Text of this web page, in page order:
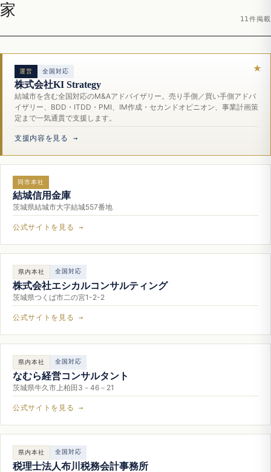
家
11件掲載
運営 全国対応
株式会社KI Strategy
結城市を含む全国対応のM&Aアドバイザリー。売り手側／買い手側アドバ
イザリー、BDD・ITDD・PMI、IM作成・セカンドオピニオン、事業計画策
定まで一気通貫で支援します。
支援内容を見る →
同市本社
結城信用金庫
茨城県結城市大字結城557番地
公式サイトを見る →
県内本社 全国対応
株式会社エシカルコンサルティング
茨城県つくば市二の宮1-2-2
公式サイトを見る →
県内本社 全国対応
なむら経営コンサルタント
茨城県牛久市上柏田3－46－21
公式サイトを見る →
県内本社 全国対応
税理士法人布川税務会計事務所